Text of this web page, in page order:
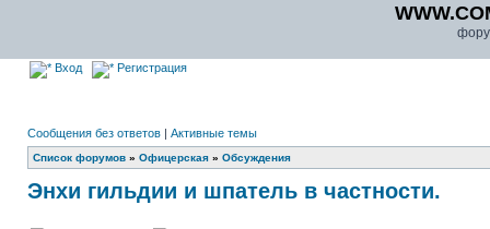
Вход Регистрация
Сообщения без ответов | Активные темы
Список форумов » Офицерская » Обсуждения
Энхи гильдии и шпатель в частности.